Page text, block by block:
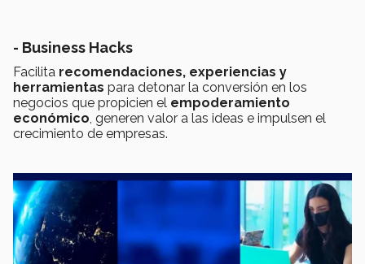
- Business Hacks
Facilita recomendaciones, experiencias y
herramientas para detonar la conversión en los
negocios que propicien el empoderamiento
económico , generen valor a las ideas e impulsen el
crecimiento de empresas.